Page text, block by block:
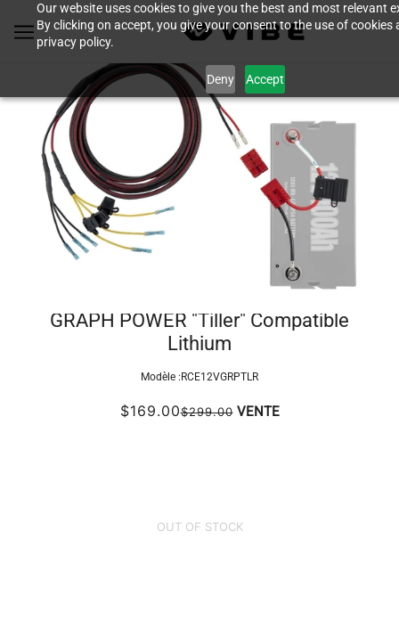
Our website uses cookies to give you the best and most relevant
By clicking on accept, you give your consent to the use of cookies
privacy policy.
Deny Accept
GRAPH POWER "Tiller" Compatible
Lithium
Modèle :RCE12VGRPTLR
$169.00$299.00 VENTE
OUT OF STOCK